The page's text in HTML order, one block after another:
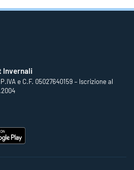
Invernali
e C.F. 05027640159 – Iscrizione al